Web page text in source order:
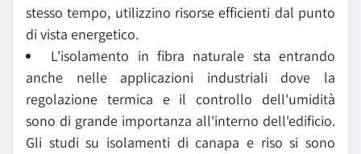
stesso tempo, utilizzino risorse efficienti dal punto
di vista energetico.
L'isolamento in fibra naturale sta entrando
anche nelle applicazioni industriali dove la
regolazione termica e il controllo dell'umidità
sono di grande importanza all'interno dell'edificio.
Gli studi su isolamenti di canapa e riso si sono